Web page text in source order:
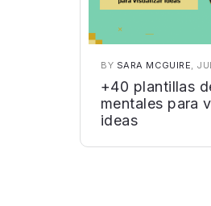
BY SARA MCGUIRE,
+40 plantillas
mentales para
ideas